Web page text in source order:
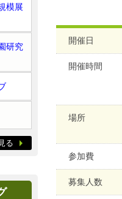
開催日
開催時間
場所
参加費
募集人数
模展
研究
る